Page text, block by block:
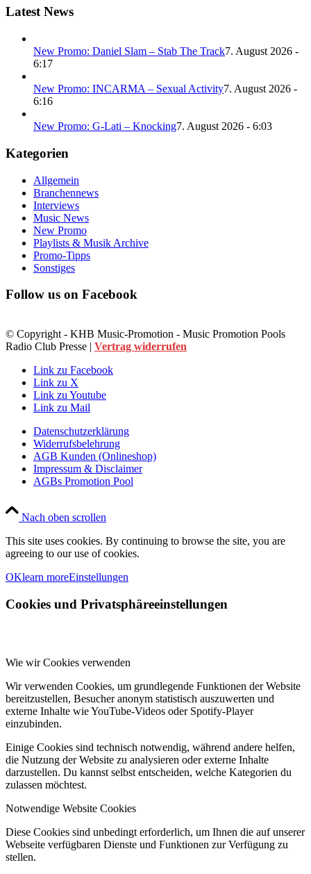
Latest News
New Promo: Daniel Slam – Stab The Track7. August 2026 -
6:17
New Promo: INCARMA – Sexual Activity7. August 2026 -
6:16
New Promo: G-Lati – Knocking7. August 2026 - 6:03
Kategorien
Allgemein
Branchennews
Interviews
Music News
New Promo
Playlists & Musik Archive
Promo-Tipps
Sonstiges
Follow us on Facebook
© Copyright - KHB Music-Promotion - Music Promotion Pools
Radio Club Presse | Vertrag widerrufen
Link zu Facebook
Link zu X
Link zu Youtube
Link zu Mail
Datenschutzerklärung
Widerrufsbelehrung
AGB Kunden (Onlineshop)
Impressum & Disclaimer
AGBs Promotion Pool
Nach oben scrollen
This site uses cookies. By continuing to browse the site, you are
agreeing to our use of cookies.
OKlearn moreEinstellungen
Cookies und Privatsphäreeinstellungen
Wie wir Cookies verwenden
Wir verwenden Cookies, um grundlegende Funktionen der Website
bereitzustellen, Besucher anonym statistisch auszuwerten und
externe Inhalte wie YouTube-Videos oder Spotify-Player
einzubinden.
Einige Cookies sind technisch notwendig, während andere helfen,
die Nutzung der Website zu analysieren oder externe Inhalte
darzustellen. Du kannst selbst entscheiden, welche Kategorien du
zulassen möchtest.
Notwendige Website Cookies
Diese Cookies sind unbedingt erforderlich, um Ihnen die auf unserer
Webseite verfügbaren Dienste und Funktionen zur Verfügung zu
stellen.